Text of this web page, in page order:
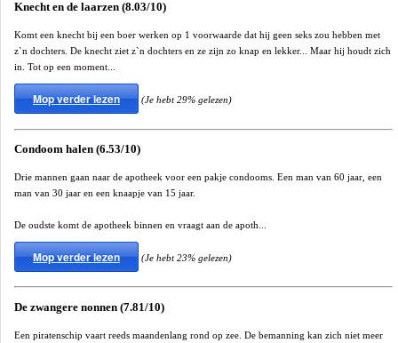
Knecht en de laarzen (8.03/10)
Komt een knecht bij een boer werken op 1 voorwaarde dat hij geen seks zou hebben met
z`n dochters. De knecht ziet z`n dochters en ze zijn zo knap en lekker... Maar hij houdt zich
in. Tot op een moment...
Mop verder lezen (Je hebt 29% gelezen)
Condoom halen (6.53/10)
Drie mannen gaan naar de apotheek voor een pakje condooms. Een man van 60 jaar, een
man van 30 jaar en een knaapje van 15 jaar.
De oudste komt de apotheek binnen en vraagt aan de apoth...
Mop verder lezen (Je hebt 23% gelezen)
De zwangere nonnen (7.81/10)
Een piratenschip vaart reeds maandenlang rond op zee. De bemanning kan zich niet meer